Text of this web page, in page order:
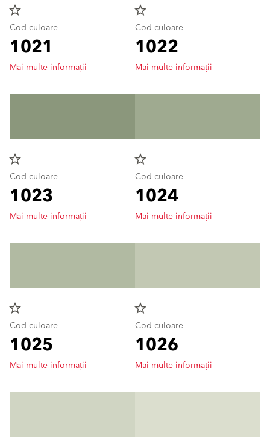
star_border
Cod culoare
1021
Mai multe informații
star_border
Cod culoare
1022
Mai multe informații
star_border
Cod culoare
1023
Mai multe informații
star_border
Cod culoare
1024
Mai multe informații
star_border
Cod culoare
1025
Mai multe informații
star_border
Cod culoare
1026
Mai multe informații